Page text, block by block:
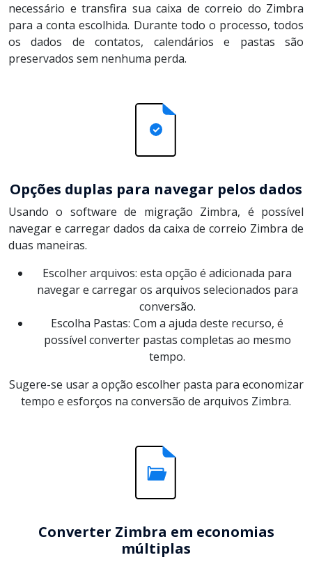
necessário e transfira sua caixa de correio do Zimbra
para a conta escolhida. Durante todo o processo, todos
os dados de contatos, calendários e pastas são
preservados sem nenhuma perda.
Opções duplas para navegar pelos dados
Usando o software de migração Zimbra, é possível
navegar e carregar dados da caixa de correio Zimbra de
duas maneiras.
Escolher arquivos: esta opção é adicionada para
navegar e carregar os arquivos selecionados para
conversão.
Escolha Pastas: Com a ajuda deste recurso, é
possível converter pastas completas ao mesmo
tempo.
Sugere-se usar a opção escolher pasta para economizar
tempo e esforços na conversão de arquivos Zimbra.
Converter Zimbra em economias
múltiplas